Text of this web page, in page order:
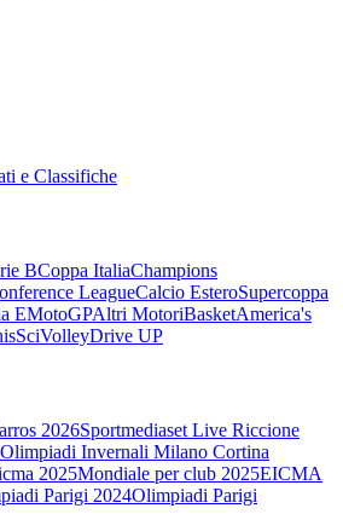
e Classifiche
BCoppa ItaliaChampions
LeagueCalcio EsteroSupercoppa
EMotoGPAltri MotoriBasketAmerica's
SciVolleyDrive UP
2026Sportmediaset Live Riccione
Olimpiadi Invernali Milano Cortina
2025Mondiale per club 2025EICMA
Parigi 2024Olimpiadi Parigi